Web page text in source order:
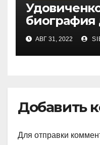
АВГ 31, 2022
Добавить
Для отправки